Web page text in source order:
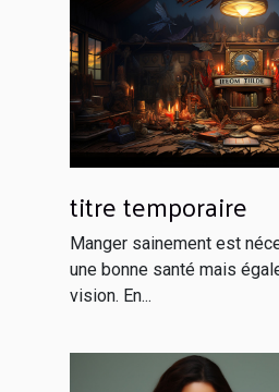
titre temporaire
Manger sainement est
une bonne santé mais
vision. En...